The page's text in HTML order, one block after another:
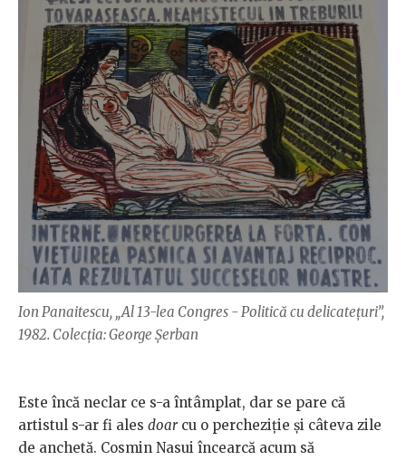
Ion Panaitescu, „Al 13-lea Congres - Politică cu delicatețuri”,
1982. Colecția: George Șerban
Este încă neclar ce s-a întâmplat, dar se pare că
artistul s-ar fi ales doarcu o percheziție și câteva zile
de anchetă. Cosmin Nasui încearcă acum să